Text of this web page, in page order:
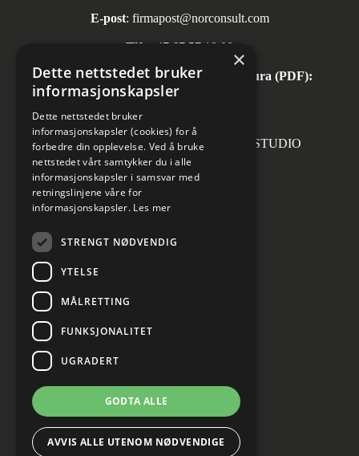
E-post: firmapost@norconsult.com
Tlf: +47 67 57 10 00
Automatisk mottak av inngående faktura (PDF):
invoice.no@norconsult.com
Forsidefoto: RASMUS HJORTSHOJ STUDIO
Cookies innstillinger
×
Dette nettstedet bruker
informasjonskapsler
Dette nettstedet bruker
informasjonskapsler (cookies) for å
forbedre din opplevelse. Ved å bruke
nettstedet vårt samtykker du i alle
informasjonskapsler i samsvar med
retningslinjene våre for
informasjonskapsler. Les mer
STRENGT NØDVENDIG
YTELSE
MÅLRETTING
FUNKSJONALITET
UGRADERT
GODTA ALLE
AVVIS ALLE UTENOM NØDVENDIGE